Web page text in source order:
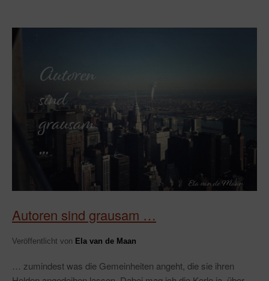
Autoren sind grausam …
Veröffentlicht von Ela van de Maan
… zumindest was die Gemeinheiten angeht, die sie ihren